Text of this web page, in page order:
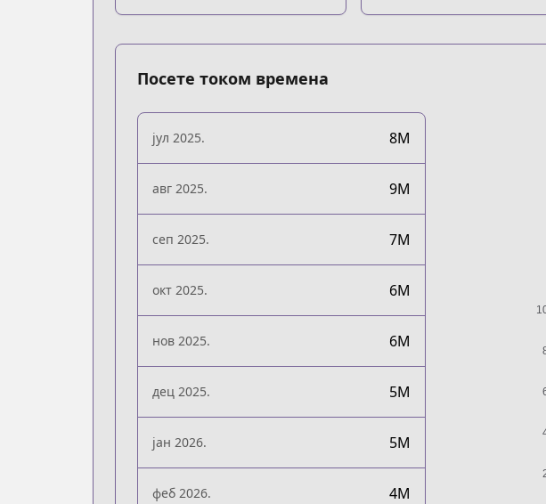
Посете током времена
јул 2025. 8M
авг 2025. 9M
сеп 2025. 7M
окт 2025. 6M
нов 2025. 6M
дец 2025. 5M
јан 2026. 5M
феб 2026. 4M